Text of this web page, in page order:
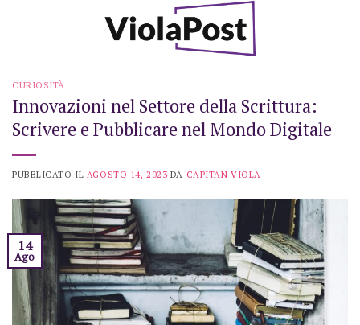
CURIOSITÀ
Innovazioni nel Settore della Scrittura:
Scrivere e Pubblicare nel Mondo Digitale
PUBBLICATO IL AGOSTO 14, 2023 DA CAPITAN VIOLA
14
Ago